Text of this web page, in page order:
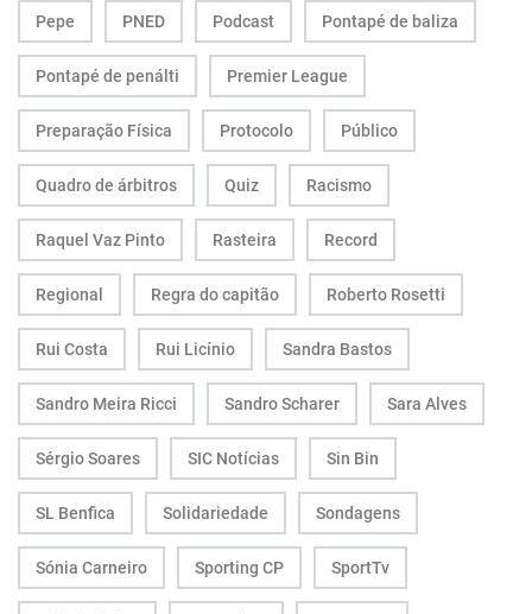
Pepe PNED Podcast Pontapé de baliza
Pontapé de penálti Premier League
Preparação Física Protocolo Público
Quadro de árbitros Quiz Racismo
Raquel Vaz Pinto Rasteira Record
Regional Regra do capitão Roberto Rosetti
Rui Costa Rui Licínio Sandra Bastos
Sandro Meira Ricci Sandro Scharer Sara Alves
Sérgio Soares SIC Notícias Sin Bin
SL Benfica Solidariedade Sondagens
Sónia Carneiro Sporting CP SportTv